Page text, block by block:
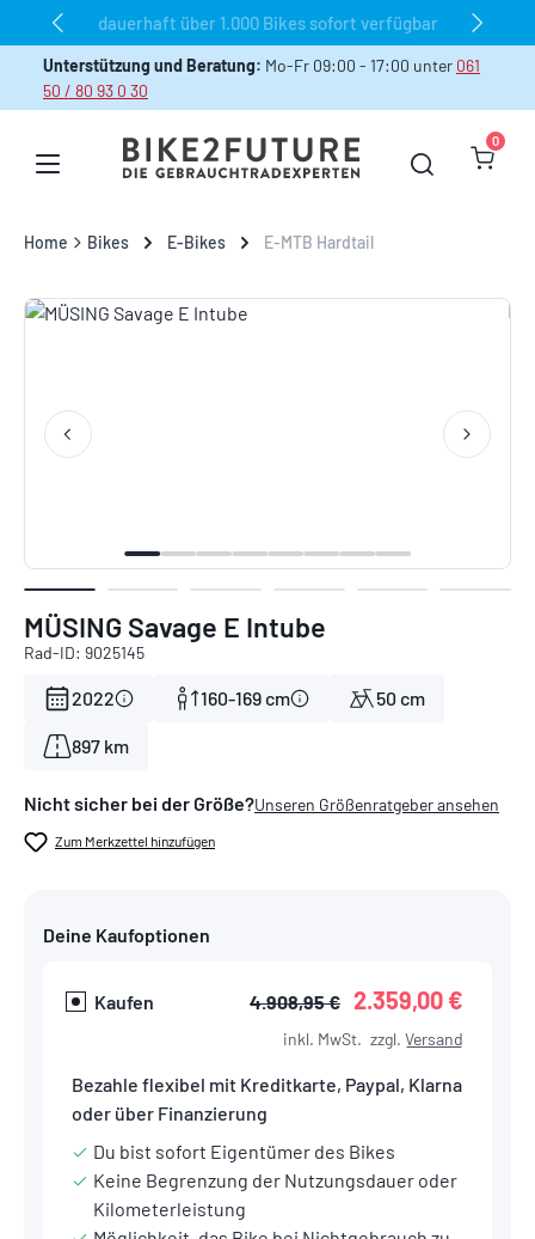
Zum Hauptinhalt springen
dauerhaft über 1.000 Bikes sofort verfügbar
Unterstützung und Beratung: Mo-Fr 09:00 - 17:00 unter 061
50 / 80 93 0 30
0
Home Bikes E-Bikes E-MTB Hardtail
Bildergalerie überspringen
MÜSING Savage E Intube
Rad-ID: 9025145
2022 160-169 cm 50 cm
897 km
Nicht sicher bei der Größe?Unseren Größenratgeber ansehen
Zum Merkzettel hinzufügen
Deine Kaufoptionen
Kaufen 4.908,95 € 2.359,00 €
inkl. MwSt. zzgl. Versand
Bezahle flexibel mit Kreditkarte, Paypal, Klarna
oder über Finanzierung
Du bist sofort Eigentümer des Bikes
Keine Begrenzung der Nutzungsdauer oder
Kilometerleistung